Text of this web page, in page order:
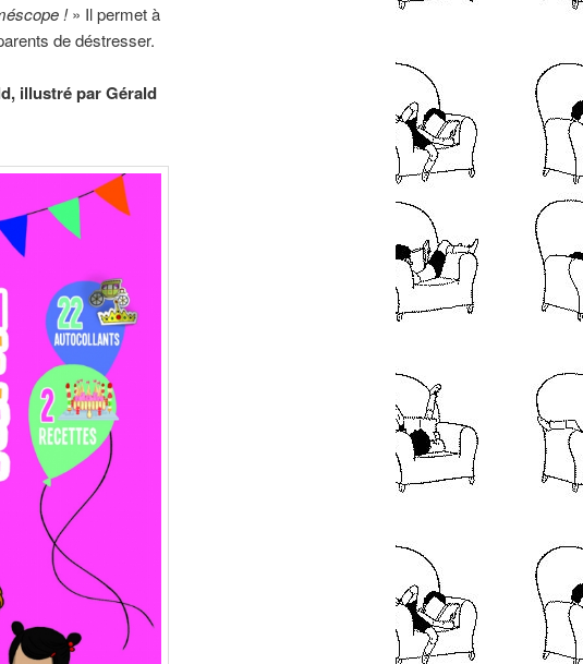
!» Il permet à
de déstresser.
illustré par Gérald